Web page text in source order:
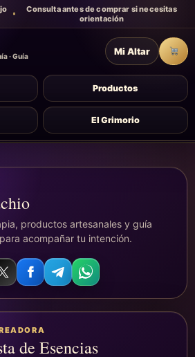
Consulta antes de comprar si necesitas
orientación
· Guía
Productos
El Grimorio
Mi Altar
productos artesanales y guía
acompañar tu intención.
de Esencias